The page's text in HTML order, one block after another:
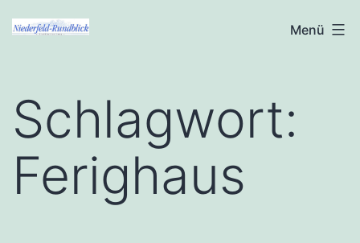
Inhalt
Niederfeld-
Menü
Schlagwort:
Ferighaus